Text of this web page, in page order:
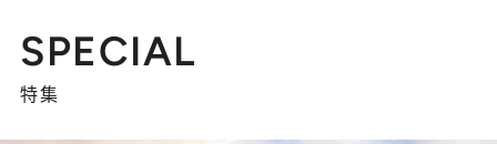
SPECIAL
特集